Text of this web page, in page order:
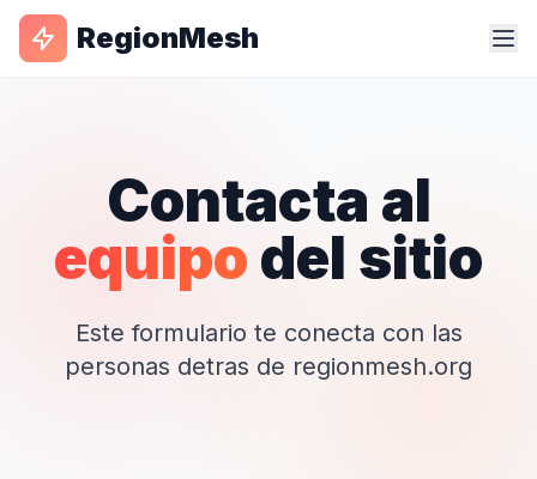
RegionMesh
Contacta al
equipo del sitio
Este formulario te conecta con las
personas detras de regionmesh.org